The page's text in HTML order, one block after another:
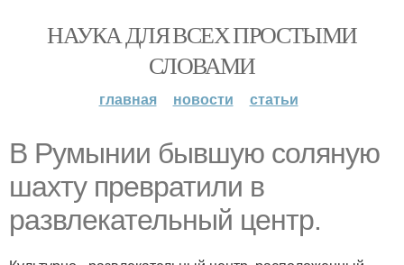
НАУКА ДЛЯ ВСЕХ ПРОСТЫМИ
СЛОВАМИ
главная новости статьи
В Румынии бывшую соляную
шахту превратили в
развлекательный центр.